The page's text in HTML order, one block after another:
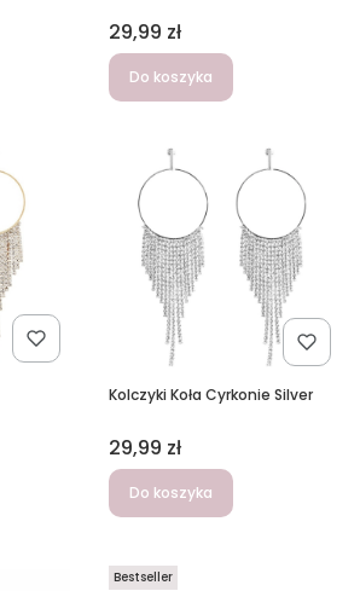
Cena
29,99 zł
Do koszyka
Kolczyki Koła Cyrkonie Silver
Cena
29,99 zł
Do koszyka
Bestseller